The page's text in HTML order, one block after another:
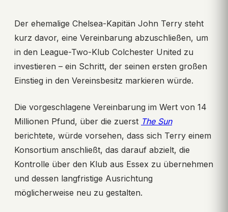
Der ehemalige Chelsea-Kapitän John Terry steht
kurz davor, eine Vereinbarung abzuschließen, um
in den League-Two-Klub Colchester United zu
investieren – ein Schritt, der seinen ersten großen
Einstieg in den Vereinsbesitz markieren würde.
Die vorgeschlagene Vereinbarung im Wert von 14
Millionen Pfund, über die zuerst The Sun
berichtete, würde vorsehen, dass sich Terry einem
Konsortium anschließt, das darauf abzielt, die
Kontrolle über den Klub aus Essex zu übernehmen
und dessen langfristige Ausrichtung
möglicherweise neu zu gestalten.